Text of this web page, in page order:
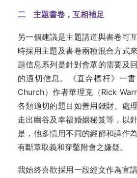
二 主題書卷，互相補足
另一個建議是主題講道與書卷可
時採用主題及書卷兩種混合方式
題信息系列是針對會眾的需要及
的適切信息。《直奔標杆》一
Church）作者華理克（Rick
各類適切的題目如善用錢財、處
走出幽谷及幸福婚姻秘笈等，以
是，他多慣用不同的經節和譯作
有斷章取義和穿鑿附會之嫌疑。
我始終喜歡採用一段經文作為宣